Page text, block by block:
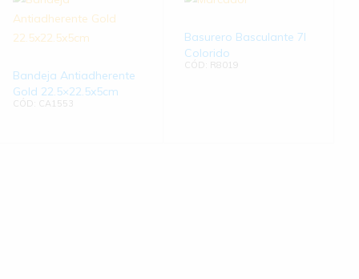
Bandeja Antiadherente
Gold 22.5×22.5x5cm
CÓD: CA1553
Basurero Basculante 7l
Colorido
CÓD: R8019